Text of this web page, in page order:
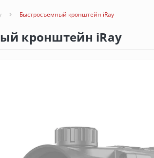
Быстросъёмный кронштейн iRay
кронштейн iRay